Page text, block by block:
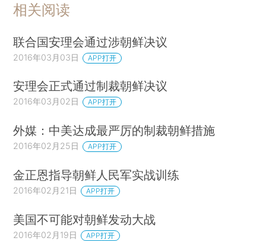
相关阅读
联合国安理会通过涉朝鲜决议
2016年03月03日 APP打开
安理会正式通过制裁朝鲜决议
2016年03月02日 APP打开
外媒：中美达成最严厉的制裁朝鲜措施
2016年02月25日 APP打开
金正恩指导朝鲜人民军实战训练
2016年02月21日 APP打开
美国不可能对朝鲜发动大战
2016年02月19日 APP打开